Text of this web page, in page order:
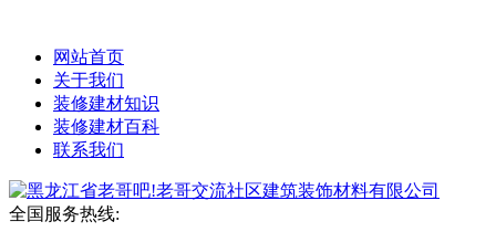
网站首页
关于我们
装修建材知识
装修建材百科
联系我们
全国服务热线: